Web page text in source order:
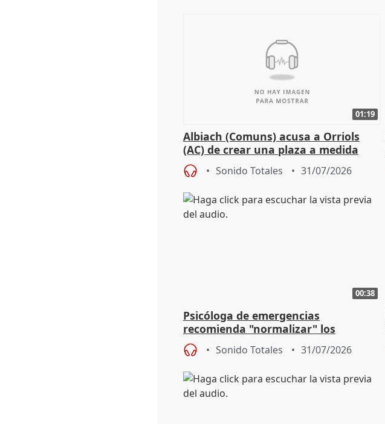
01:19
Albiach (Comuns) acusa a Orriols
(AC) de crear una plaza a medida
para su hija en Ripoll (Girona)
Sonido Totales 31/07/2026
00:38
Psicóloga de emergencias
recomienda "normalizar" los
síntomas tras sufrir un incendio
Sonido Totales 31/07/2026